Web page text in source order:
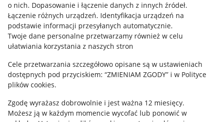
o nich. Dopasowanie i łączenie danych z innych źródeł.
Łączenie różnych urządzeń. Identyfikacja urządzeń na
podstawie informacji przesyłanych automatycznie.
Twoje dane personalne przetwarzamy również w celu
ułatwiania korzystania z naszych stron
Cele przetwarzania szczegółowo opisane są w ustawieniach
dostępnych pod przyciskiem: “ZMIENIAM ZGODY” i w Polityce
plików cookies.
Zgodę wyrażasz dobrowolnie i jest ważna 12 miesięcy.
Możesz ją w każdym momencie wycofać lub ponowić w
Regulamin
Polityka plików "cookies"
Ustawienia plików "cookies"
Udostępnianie lokalizacji
Informacje dla Aktu o Usługach Cyfrowych
Pobierz aplikację